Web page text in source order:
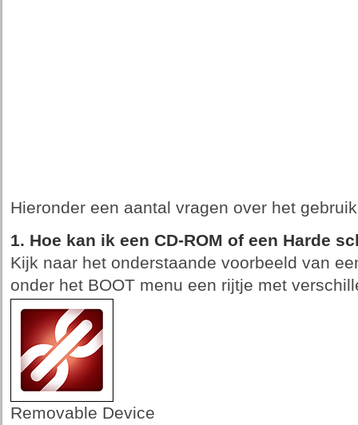
Hieronder een aantal vragen over het
1. Hoe kan ik een CD-ROM of een Harde
Kijk naar het onderstaande voorbeeld van
onder het BOOT menu een rijtje met
Removable Device